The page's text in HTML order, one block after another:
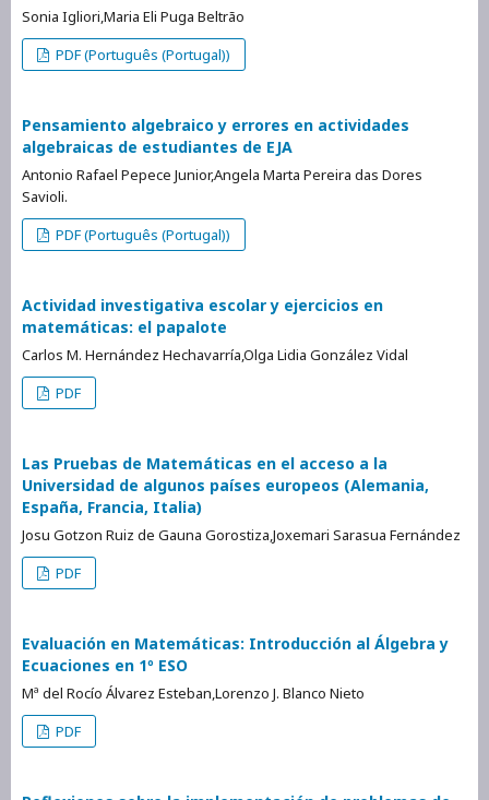
Sonia Igliori,Maria Eli Puga Beltrão
PDF (Português (Portugal))
Pensamiento algebraico y errores en actividades
algebraicas de estudiantes de EJA
Antonio Rafael Pepece Junior,Angela Marta Pereira das Dores
Savioli.
PDF (Português (Portugal))
Actividad investigativa escolar y ejercicios en
matemáticas: el papalote
Carlos M. Hernández Hechavarría,Olga Lidia González Vidal
PDF
Las Pruebas de Matemáticas en el acceso a la
Universidad de algunos países europeos (Alemania,
España, Francia, Italia)
Josu Gotzon Ruiz de Gauna Gorostiza,Joxemari Sarasua Fernández
PDF
Evaluación en Matemáticas: Introducción al Álgebra y
Ecuaciones en 1º ESO
Mª del Rocío Álvarez Esteban,Lorenzo J. Blanco Nieto
PDF